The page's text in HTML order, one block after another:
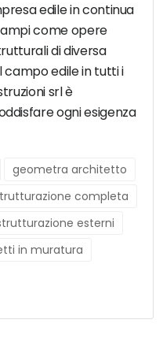
edile in continua
come opere
di diversa
edile in tutti i
srl è
ogni esigenza
geometra architetto
completa
esterni
in muratura